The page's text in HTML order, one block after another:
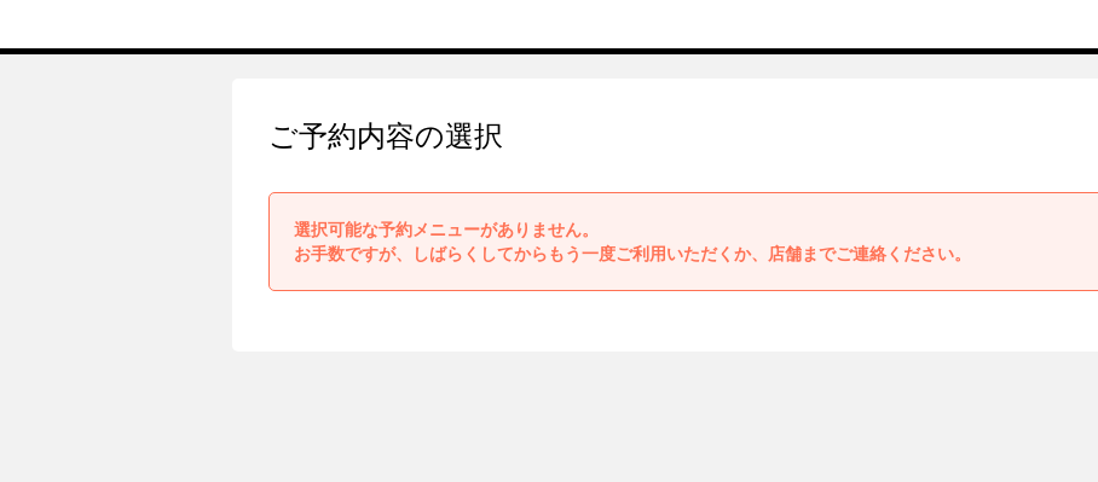
ご予約内容の選択
選択可能な予約メニューがありません。
お手数ですが、しばらくしてからもう一度ご利用いただくか、店舗までご連絡ください。